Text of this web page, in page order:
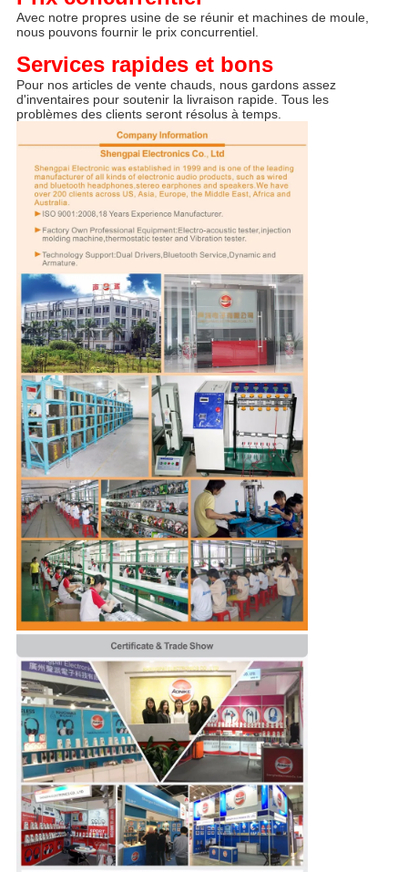
Avec notre propres usine de se réunir et machines de moule,
nous pouvons fournir le prix concurrentiel.
Services rapides et bons
Pour nos articles de vente chauds, nous gardons assez
d'inventaires pour soutenir la livraison rapide. Tous les
problèmes des clients seront résolus à temps.